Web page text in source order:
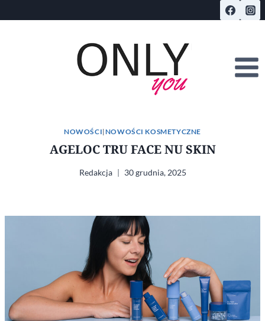
do
NOWOŚCI|NOWOŚCI KOSMETYCZNE
AGELOC TRU FACE NU SKIN
Redakcja 30 grudnia, 2025